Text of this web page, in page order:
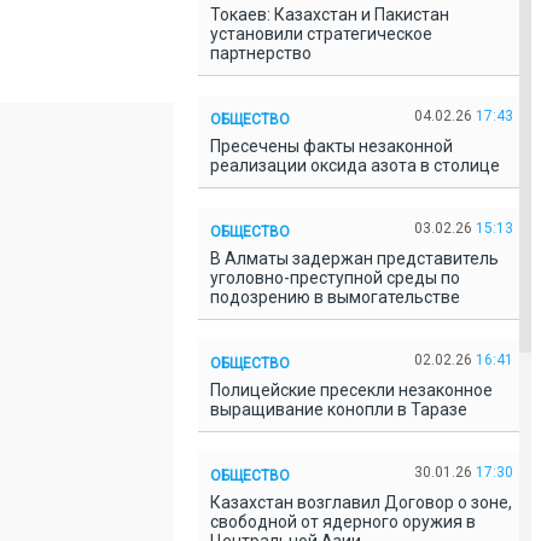
Токаев: Казахстан и Пакистан
установили стратегическое
партнерство
ОБЩЕСТВО 04.02.26 17:43
Пресечены факты незаконной
реализации оксида азота в столице
ОБЩЕСТВО 03.02.26 15:13
В Алматы задержан представитель
уголовно-преступной среды по
подозрению в вымогательстве
ОБЩЕСТВО 02.02.26 16:41
Полицейские пресекли незаконное
выращивание конопли в Таразе
ОБЩЕСТВО 30.01.26 17:30
Казахстан возглавил Договор о зоне,
свободной от ядерного оружия в